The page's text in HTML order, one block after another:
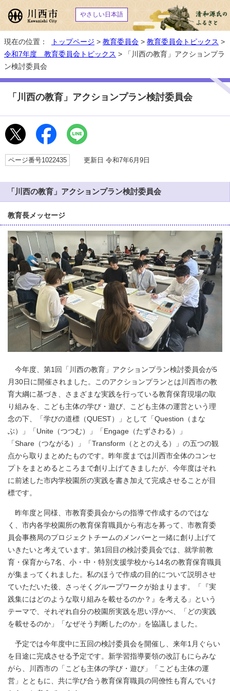
やさしい日本語
現在の位置： トップページ > 教育委員会 > 教育委員会トピックス >
令和7年度 教育委員会トピックス > 「川西の教育」アクションプラ
ン検討委員会
「川西の教育」アクションプラン検討委員会
ページ番号1022435 更新日 令和7年6月9日
「川西の教育」アクションプラン検討委員会
教育長メッセージ
今年度、第1回「川西の教育」アクションプラン検討委員会が5
月30日に開催されました。このアクションプランとは川西市の教
育大綱に基づき、さまざまな実践を行っている教育保育現場の取
り組みを、こども主体の学び・遊び、こども主体の運営という理
念の下、「学びの道標（QUEST）」として「Question（まな
ぶ）」「Unite（つつむ）」「Engage（たずさわる）」
「Share（つながる）」「Transform（ととのえる）」の五つの観
点から取りまとめたものです。昨年度までは川西市全体のコンセ
プトをまとめるところまで創り上げてきましたが、今年度はそれ
に前述した市内学校園所の実践を書き加えて完成させることが目
標です。
昨年度と同様、市教育委員会からの指導で作成するのではな
く、市内各学校園所の教育保育職員から有志を募って、市教育委
員会事務局のプロジェクトチームのメンバーと一緒に創り上げて
いきたいと考えています。第1回目の検討委員会では、就学前教
育・保育から7名、小・中・特別支援学校から14名の教育保育職員
が集まってくれました。私のほうで作成の目的について説明させ
ていただいた後、さっそくグループワークが始まります。「『実
践集にはどのような取り組みを載せるのか？』を考える」という
テーマで、それぞれ自分の校園所実践を思い浮かべ、「どの実践
を載せるのか」「なぜそう判断したのか」を協議しました。
予定では今年度中に五回の検討委員会を開催し、来年1月ぐらい
を目途に完成させる予定です。新学習指導要領の改訂もにらみな
がら、川西市の「こども主体の学び・遊び」「こども主体の運
営」とともに、共に学び合う教育保育職員の同僚性も育んでいけ